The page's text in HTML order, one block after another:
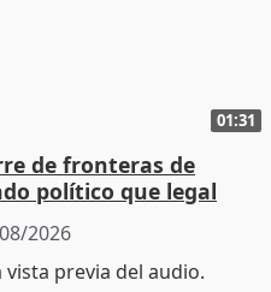
01:31
de fronteras de
político que legal
2026